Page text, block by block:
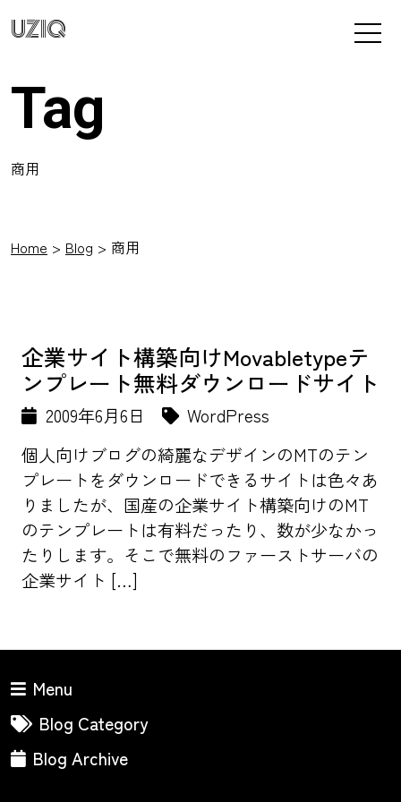
UZIQ
Tag
商用
Home Blog 商用
企業サイト構築向けMovabletypeテ
ンプレート無料ダウンロードサイト
2009年6月6日
WordPress
個人向けブログの綺麗なデザインのMTのテン
プレートをダウンロードできるサイトは色々あ
りましたが、国産の企業サイト構築向けのMT
のテンプレートは有料だったり、数が少なかっ
たりします。そこで無料のファーストサーバの
企業サイト […]
Menu
Blog Category
Blog Archive